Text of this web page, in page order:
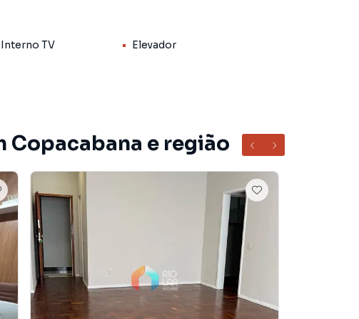
sobre Casas ou Apartamentos no Rio de
bairro Copacabana, em Rio de Janeiro. Não
sobre Apartamento em Rio de Janeiro? Entre
3950-8850.
casas residenciais e comerciais, sobrados,
além de empreendimentos em construção ou
regiões de Rio de Janeiro. Aqui você encontra
TV
Elevador
Copacabana e região